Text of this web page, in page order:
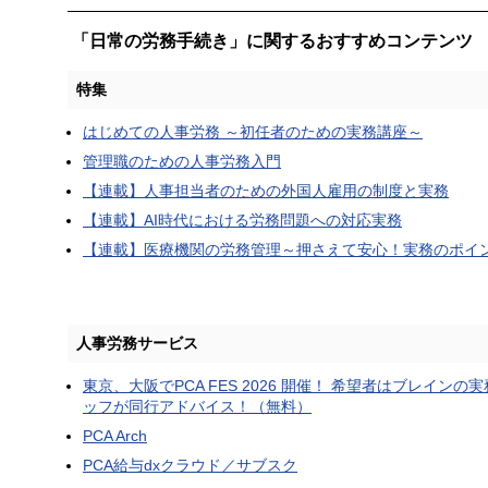
「日常の労務手続き」に関するおすすめコンテンツ
特集
はじめての人事労務 ～初任者のための実務講座～
管理職のための人事労務入門
【連載】人事担当者のための外国人雇用の制度と実務
【連載】AI時代における労務問題への対応実務
【連載】医療機関の労務管理～押さえて安心！実務のポイ
人事労務サービス
東京、大阪でPCA FES 2026 開催！ 希望者はブレインの実
ッフが同行アドバイス！（無料）
PCA Arch
PCA給与dxクラウド／サブスク